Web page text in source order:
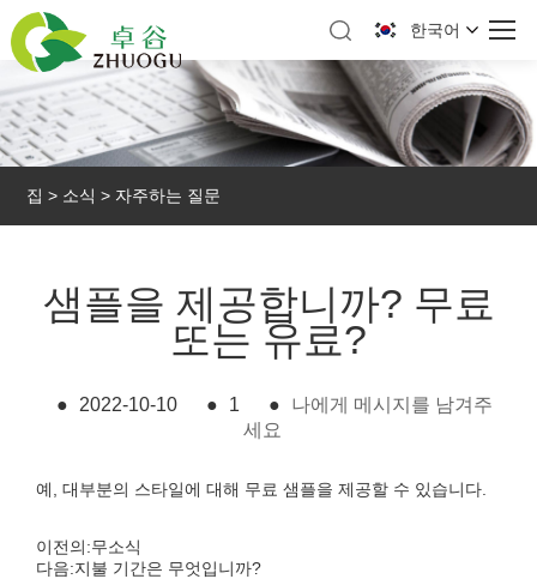
한국어
집 > 소식 > 자주하는 질문
샘플을 제공합니까? 무료
또는 유료?
● 2022-10-10 ● 1 ●
나에게 메시지를 남겨주
세요
예, 대부분의 스타일에 대해 무료 샘플을 제공할 수 있습니다.
이전의:무소식
다음:지불 기간은 무엇입니까?